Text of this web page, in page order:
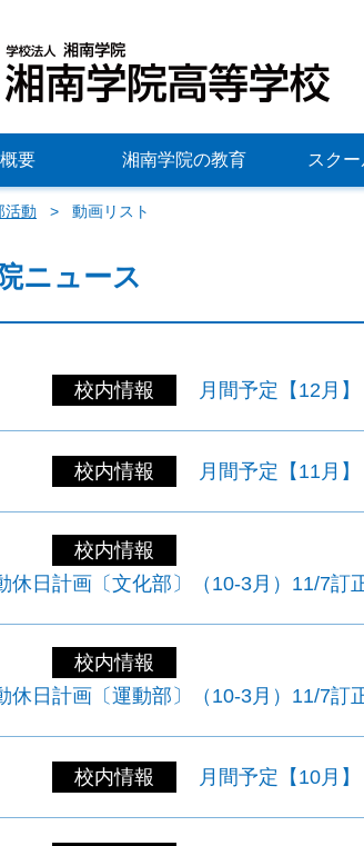
要 湘南学院の教育 スク
活動 動画リスト
ニュース
校内情報 月間予定【12月】
校内情報 月間予定【11月】
校内情報
休日計画〔文化部〕（10-3月）11/7訂
校内情報
休日計画〔運動部〕（10-3月）11/7訂
校内情報 月間予定【10月】